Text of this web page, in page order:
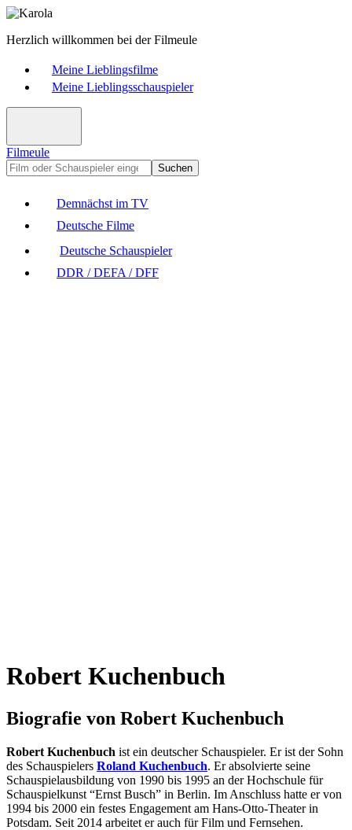
Herzlich willkommen bei der Filmeule
Meine Lieblingsfilme
Meine Lieblingsschauspieler
Filmeule
Suchen
Demnächst im TV
Deutsche Filme
Deutsche Schauspieler
DDR / DEFA / DFF
Robert Kuchenbuch
Biografie von Robert Kuchenbuch
Robert Kuchenbuch ist ein deutscher Schauspieler. Er ist der Sohn
des Schauspielers Roland Kuchenbuch. Er absolvierte seine
Schauspielausbildung von 1990 bis 1995 an der Hochschule für
Schauspielkunst “Ernst Busch” in Berlin. Im Anschluss hatte er von
1994 bis 2000 ein festes Engagement am Hans-Otto-Theater in
Potsdam. Seit 2014 arbeitet er auch für Film und Fernsehen.